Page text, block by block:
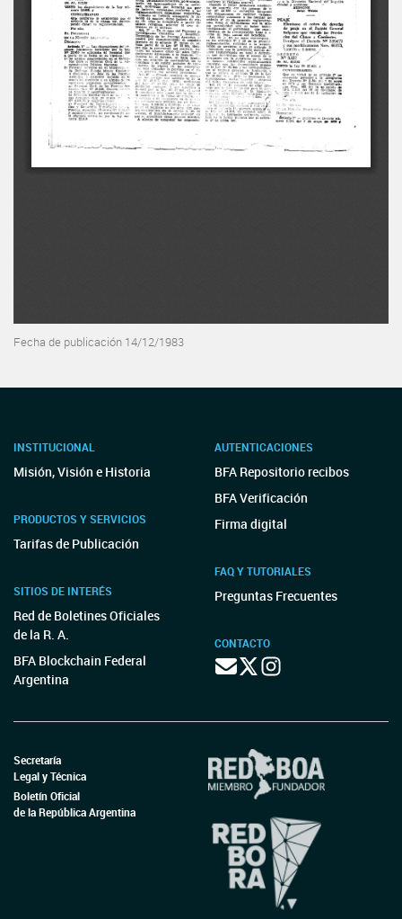
Fecha de publicación 14/12/1983
INSTITUCIONAL
Misión, Visión e Historia
PRODUCTOS Y SERVICIOS
Tarifas de Publicación
SITIOS DE INTERÉS
Red de Boletines Oficiales
de la R. A.
BFA Blockchain Federal
Argentina
AUTENTICACIONES
BFA Repositorio recibos
BFA Verificación
Firma digital
FAQ Y TUTORIALES
Preguntas Frecuentes
CONTACTO
Secretaría
Legal y Técnica
Boletín Oficial
de la República Argentina